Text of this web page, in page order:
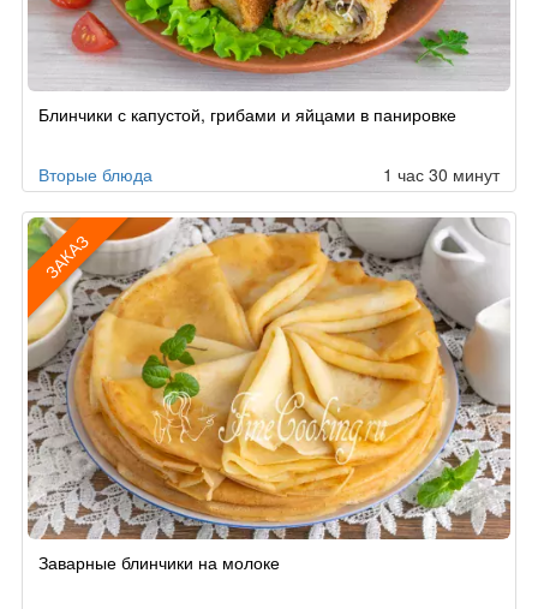
Блинчики с капустой, грибами и яйцами в панировке
Вторые блюда 1 час 30 минут
ЗАКАЗ
по
Заварные блинчики на молоке